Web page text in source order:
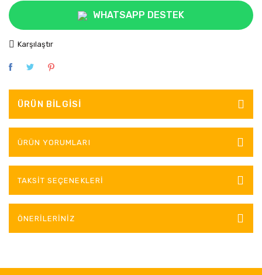
WHATSAPP DESTEK
Karşılaştır
ÜRÜN BILGISI
ÜRÜN YORUMLARI
TAKSIT SEÇENEKLERI
ÖNERILERINIZ